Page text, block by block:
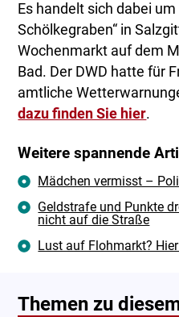
Es handelt sich dabei
Schölkegraben“ in
Wochenmarkt auf dem
Bad. Der DWD hatte für
amtliche
dazu finden Sie hier.
Weitere spannende
Mädchen vermisst –
Geldstrafe und Punkte
nicht auf die Straße
Lust auf Flohmarkt?
Themen zu